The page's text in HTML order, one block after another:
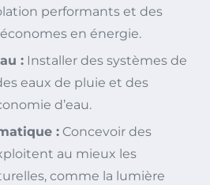
performants et des
en énergie.
: Installer des systèmes de
eaux de pluie et des
d’eau.
: Concevoir des
au mieux les
comme la lumière